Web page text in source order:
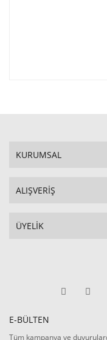
KURUMSAL
ALIŞVERİŞ
ÜYELİK
E-BÜLTEN
Tüm kampanya ve